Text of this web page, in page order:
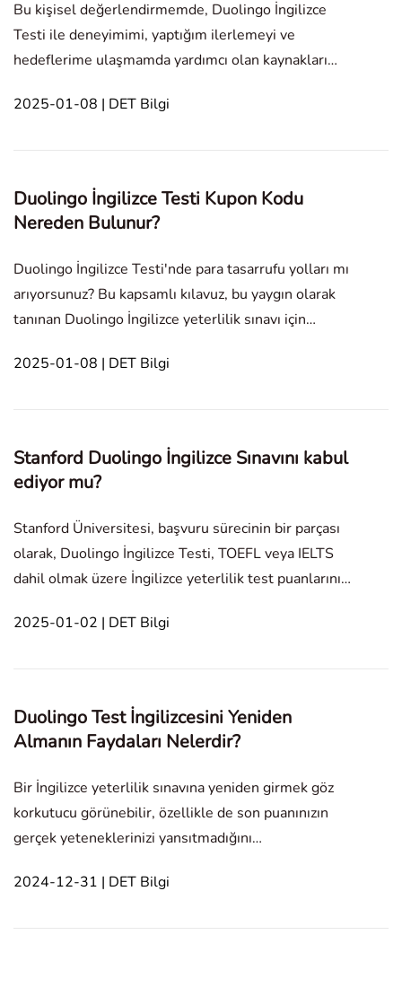
Bu kişisel değerlendirmemde, Duolingo İngilizce
Testi ile deneyimimi, yaptığım ilerlemeyi ve
hedeflerime ulaşmamda yardımcı olan kaynakları
güzel bir başlangıçtı ama hedeflediğim üniversiteler
2025-01-08 | DET Bilgi
Duolingo İngilizce Testi Kupon Kodu
Nereden Bulunur?
Duolingo İngilizce Testi'nde para tasarrufu yolları mı
arıyorsunuz? Bu kapsamlı kılavuz, bu yaygın olarak
tanınan Duolingo İngilizce yeterlilik sınavı için
yöntemlerini ortaya koyuyor. In this article1.
2025-01-08 | DET Bilgi
Stanford Duolingo İngilizce Sınavını kabul
ediyor mu?
Stanford Üniversitesi, başvuru sürecinin bir parçası
olarak, Duolingo İngilizce Testi, TOEFL veya IELTS
dahil olmak üzere İngilizce yeterlilik test puanlarının
sahipleri, İngilizce yeterliliklerini gösterdiğine
2025-01-02 | DET Bilgi
Duolingo Test İngilizcesini Yeniden
Almanın Faydaları Nelerdir?
Bir İngilizce yeterlilik sınavına yeniden girmek göz
korkutucu görünebilir, özellikle de son puanınızın
gerçek yeteneklerinizi yansıtmadığını
ikinci bir deneme veya hatta birden fazla yeniden
2024-12-31 | DET Bilgi